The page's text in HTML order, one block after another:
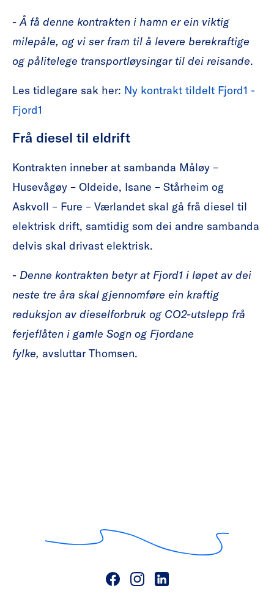
- Å få denne kontrakten i hamn er ein viktig
milepåle, og vi ser fram til å levere berekraftige
og pålitelege transportløysingar til dei reisande.
Les tidlegare sak her: Ny kontrakt tildelt Fjord1 -
Fjord1
Frå diesel til eldrift
Kontrakten inneber at sambanda Måløy –
Husevågøy – Oldeide, Isane – Stårheim og
Askvoll – Fure – Værlandet skal gå frå diesel til
elektrisk drift, samtidig som dei andre sambanda
delvis skal drivast elektrisk.
- Denne kontrakten betyr at Fjord1 i løpet av dei
neste tre åra skal gjennomføre ein kraftig
reduksjon av dieselforbruk og CO2-utslepp frå
ferjeflåten i gamle Sogn og Fjordane
fylke, avsluttar Thomsen.